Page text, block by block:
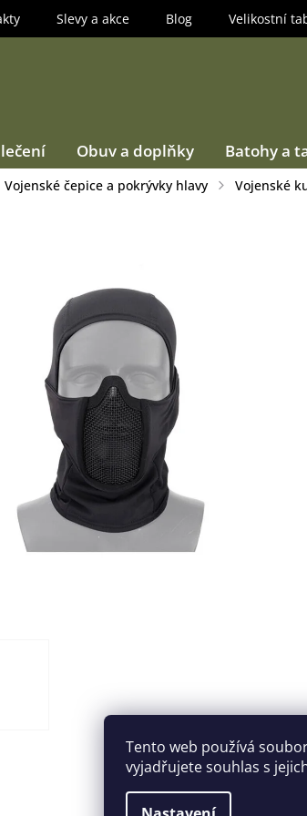
Tento web používá
vyjadřujete souhlas s
Slevy a akce Blog Velikostní
Obuv a doplňky Batohy a
Vojenské čepice a pokrývky hlavy Vojenské